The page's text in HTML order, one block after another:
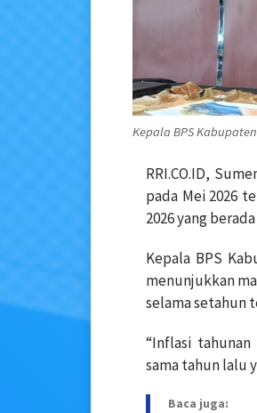
Kepala BPS
RRI.CO.ID,
pada Mei 2026
2026 yang
Kepala BPS
menunjukkan
selama setahun
“Inflasi
sama tahun lalu
Baca juga: